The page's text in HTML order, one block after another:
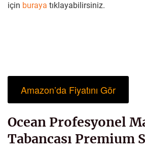
için buraya tıklayabilirsiniz.
Amazon’da Fiyatını Gör
Ocean Profesyonel
Tabancası Premium